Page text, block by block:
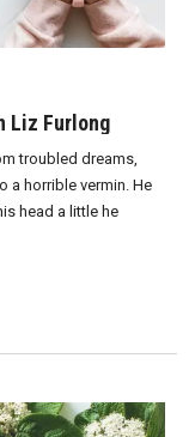
Liz Furlong
troubled dreams,
a horrible vermin. He
head a little he